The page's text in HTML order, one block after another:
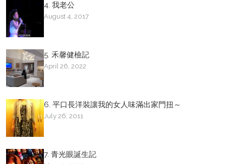
4. 我老公
August 4, 2017
5. 禾馨健檢記
April 26, 2022
6. 平口長洋裝讓我的女人味滿出家門扭～
July 26, 2011
7. 青光眼誕生記